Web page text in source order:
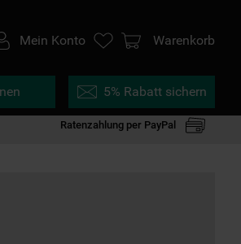
Mein Konto Warenkorb
5% Rabatt sichern
Ratenzahlung per PayPal